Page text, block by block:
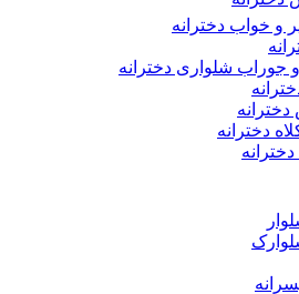
و خواب دخترانه
جوراب شلواری دخترانه
دخترانه